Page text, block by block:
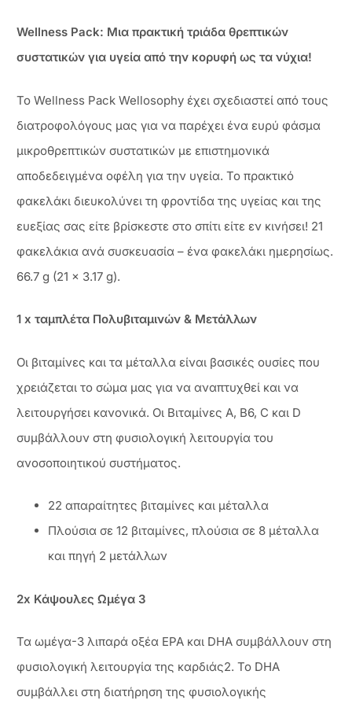
Wellness Pack: Μια πρακτική τριάδα θρεπτικών
συστατικών για υγεία από την κορυφή ως τα νύχια!
Το Wellness Pack Wellosophy έχει σχεδιαστεί από τους
διατροφολόγους μας για να παρέχει ένα ευρύ φάσμα
μικροθρεπτικών συστατικών με επιστημονικά
αποδεδειγμένα οφέλη για την υγεία. Το πρακτικό
φακελάκι διευκολύνει τη φροντίδα της υγείας και της
ευεξίας σας είτε βρίσκεστε στο σπίτι είτε εν κινήσει! 21
φακελάκια ανά συσκευασία – ένα φακελάκι ημερησίως.
66.7 g (21 x 3.17 g).
1 x ταμπλέτα Πολυβιταμινών & Μετάλλων
Οι βιταμίνες και τα μέταλλα είναι βασικές ουσίες που
χρειάζεται το σώμα μας για να αναπτυχθεί και να
λειτουργήσει κανονικά. Οι Βιταμίνες A, B6, C και D
συμβάλλουν στη φυσιολογική λειτουργία του
ανοσοποιητικού συστήματος.
22 απαραίτητες βιταμίνες και μέταλλα
Πλούσια σε 12 βιταμίνες, πλούσια σε 8 μέταλλα
και πηγή 2 μετάλλων
2x Κάψουλες Ωμέγα 3
Τα ωμέγα-3 λιπαρά οξέα EPA και DHA συμβάλλουν στη
φυσιολογική λειτουργία της καρδιάς2. Το DHA
συμβάλλει στη διατήρηση της φυσιολογικής